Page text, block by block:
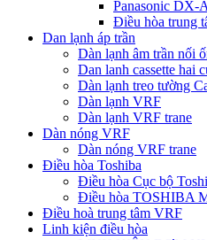
Panasonic DX-
Điều hòa trung
Dan lạnh áp trần
Dàn lạnh âm trần nối
Dan lanh cassette hai
Dàn lạnh treo tường
Dàn lạnh VRF
Dàn lạnh VRF trane
Dàn nóng VRF
Dàn nóng VRF trane
Điều hòa Toshiba
Điều hòa Cục bộ
Điều hòa TOSHIBA
Điều hoà trung tâm VRF
Linh kiện điều hòa